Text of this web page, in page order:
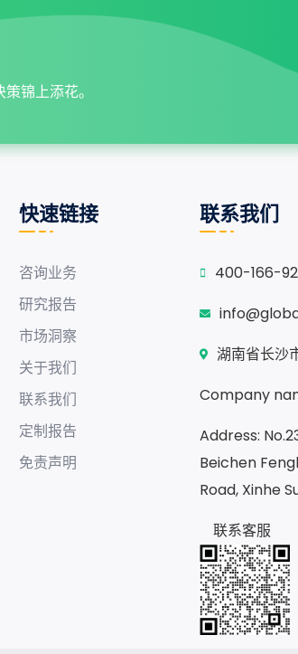
锦上添花。
快速链接
咨询业务
研究报告
市场洞察
关于我们
联系我们
定制报告
免责声明
联系我们
400-166-
湖南省长沙
Company
Address:
Beichen
Road, Xinhe
联系客服